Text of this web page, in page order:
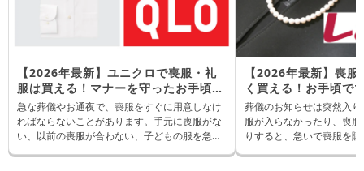
【2026年最新】ユニクロで喪服・礼
服は買える！マナーを守ったお手頃な
略喪服を紹介
急な葬儀やお通夜で、喪服をすぐに用意しなけ
ればならないことがあります。手元に喪服がな
い、以前の喪服が合わない、子どもの服を急い
【2026年最新】喪
く買える！お手頃で
イテムを紹介【靴・
葬儀のお知らせは突然入
服が入らなかったり、喪
りすると、急いで喪服を